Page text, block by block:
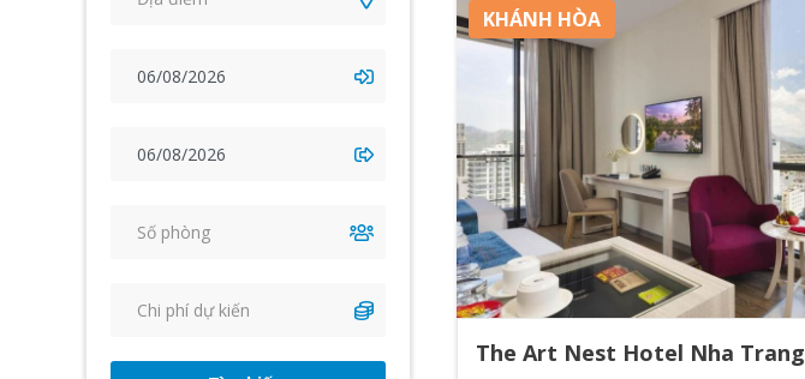
KHÁNH HÒA
The Art Nest Hotel Nha Trang